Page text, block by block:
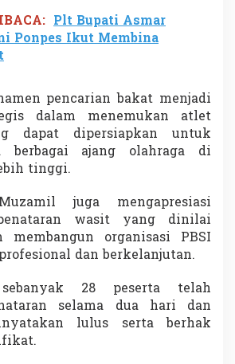
Plt Bupati Asmar
Ponpes Ikut Membina
pencarian bakat menjadi
dalam menemukan atlet
dapat dipersiapkan untuk
berbagai ajang olahraga di
tinggi.
juga mengapresiasi
wasit yang dinilai
membangun organisasi PBSI
dan berkelanjutan.
28 peserta telah
selama dua hari dan
lulus serta berhak